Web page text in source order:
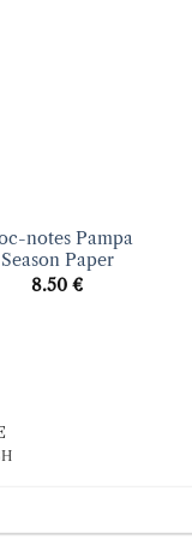
notes Pampa
Season Paper
8.50€